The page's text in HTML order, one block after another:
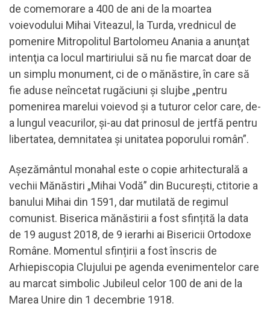
de comemorare a 400 de ani de la moartea
voievodului Mihai Viteazul, la Turda, vrednicul de
pomenire Mitropolitul Bartolomeu Anania a anunţat
intenţia ca locul martiriului să nu fie marcat doar de
un simplu monument, ci de o mănăstire, în care să
fie aduse neîncetat rugăciuni şi slujbe „pentru
pomenirea marelui voievod şi a tuturor celor care, de-
a lungul veacurilor, şi-au dat prinosul de jertfă pentru
libertatea, demnitatea şi unitatea poporului român”.
Aşezământul monahal este o copie arhitecturală a
vechii Mănăstiri „Mihai Vodă” din Bucureşti, ctitorie a
banului Mihai din 1591, dar mutilată de regimul
comunist. Biserica mănăstirii a fost sfințită la data
de 19 august 2018, de 9 ierarhi ai Bisericii Ortodoxe
Române. Momentul sfințirii a fost înscris de
Arhiepiscopia Clujului pe agenda evenimentelor care
au marcat simbolic Jubileul celor 100 de ani de la
Marea Unire din 1 decembrie 1918.